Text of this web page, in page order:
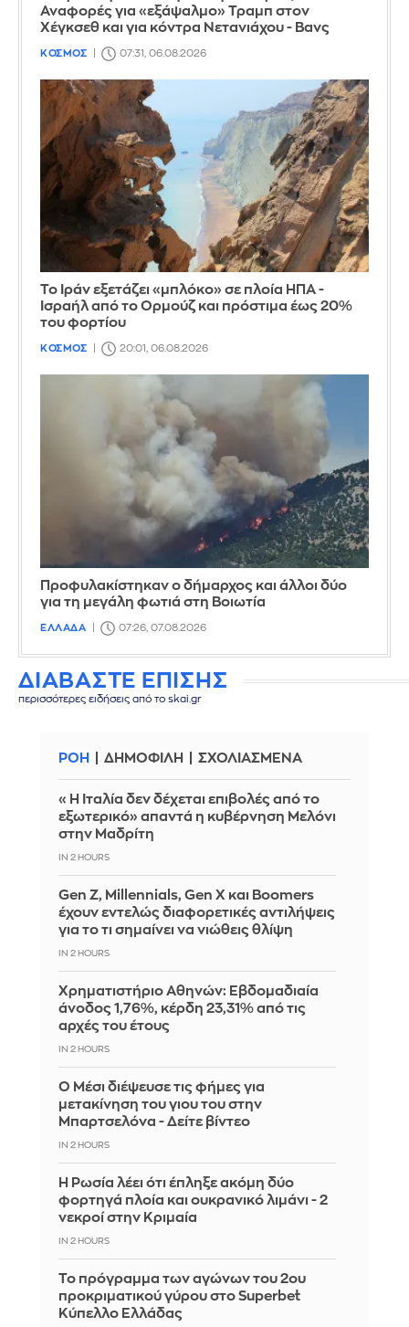
Αναφορές για «εξάψαλμο» Τραμπ στον
Χέγκσεθ και για κόντρα Νετανιάχου - Βανς
ΚΟΣΜΟΣ 07:31, 06.08.2026
Το Ιράν εξετάζει «μπλόκο» σε πλοία ΗΠΑ -
Ισραήλ από το Ορμούζ και πρόστιμα έως 20%
του φορτίου
ΚΟΣΜΟΣ 20:01, 06.08.2026
Προφυλακίστηκαν ο δήμαρχος και άλλοι δύο
για τη μεγάλη φωτιά στη Βοιωτία
ΕΛΛΑΔΑ 07:26, 07.08.2026
ΔΙΑΒΑΣΤΕ ΕΠΙΣΗΣ
περισσότερες ειδήσεις από το skai.gr
ΡΟΗ ΔΗΜΟΦΙΛΗ ΣΧΟΛΙΑΣΜΕΝΑ
«Η Ιταλία δεν δέχεται επιβολές από το
εξωτερικό» απαντά η κυβέρνηση Μελόνι
στην Μαδρίτη
IN 2 HOURS
Gen Z, Millennials, Gen X και Boomers
έχουν εντελώς διαφορετικές αντιλήψεις
για το τι σημαίνει να νιώθεις θλίψη
IN 2 HOURS
Χρηματιστήριο Αθηνών: Εβδομαδιαία
άνοδος 1,76%, κέρδη 23,31% από τις
αρχές του έτους
IN 2 HOURS
Ο Μέσι διέψευσε τις φήμες για
μετακίνηση του γιου του στην
Μπαρτσελόνα - Δείτε βίντεο
IN 2 HOURS
Η Ρωσία λέει ότι έπληξε ακόμη δύο
φορτηγά πλοία και ουκρανικό λιμάνι - 2
νεκροί στην Κριμαία
IN 2 HOURS
Το πρόγραμμα των αγώνων του 2ου
προκριματικού γύρου στο Superbet
Κύπελλο Ελλάδας